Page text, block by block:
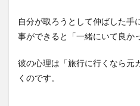
自分が取ろうとして伸ばした手
事ができると「一緒にいて良か
彼の心理は「旅行に行くなら元
くのです。